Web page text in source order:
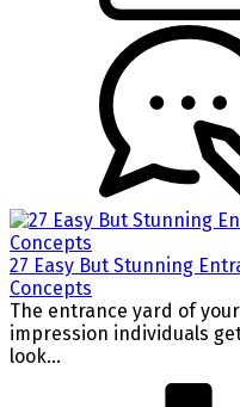
27 Easy But Stunning
Concepts
The entrance yard of
impression individuals
look...